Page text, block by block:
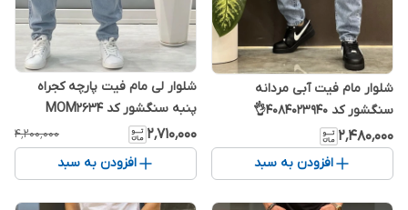
شلوار مام فیت آبی مردانه
سنگشور کد 4084023940👌
۲٬۴۸۰٬۰۰۰
افزودن به سبد
شلوار لی مام فیت پارچه کجراه
پنبه سنگشور کد MOM2634
۲٬۷۱۰٬۰۰۰ ۴٬۲۰۰٬۰۰۰
افزودن به سبد